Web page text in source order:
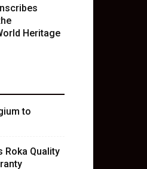
Heritage
to
Roka Quality